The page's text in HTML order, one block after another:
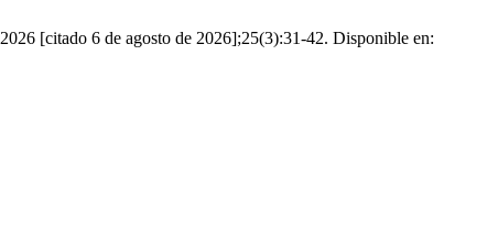
[citado 6 de agosto de 2026];25(3):31-42. Disponible en: